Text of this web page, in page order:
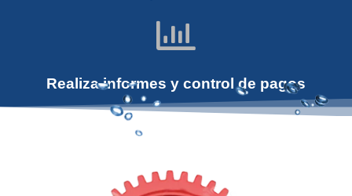
Realiza informes y control de pagos